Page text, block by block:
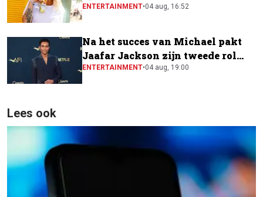
festivalfavoriet is
ENTERTAINMENT•04 aug, 16:52
Na het succes van Michael pakt
Jaafar Jackson zijn tweede rol
naast Will Smith
ENTERTAINMENT•04 aug, 19:00
Lees ook